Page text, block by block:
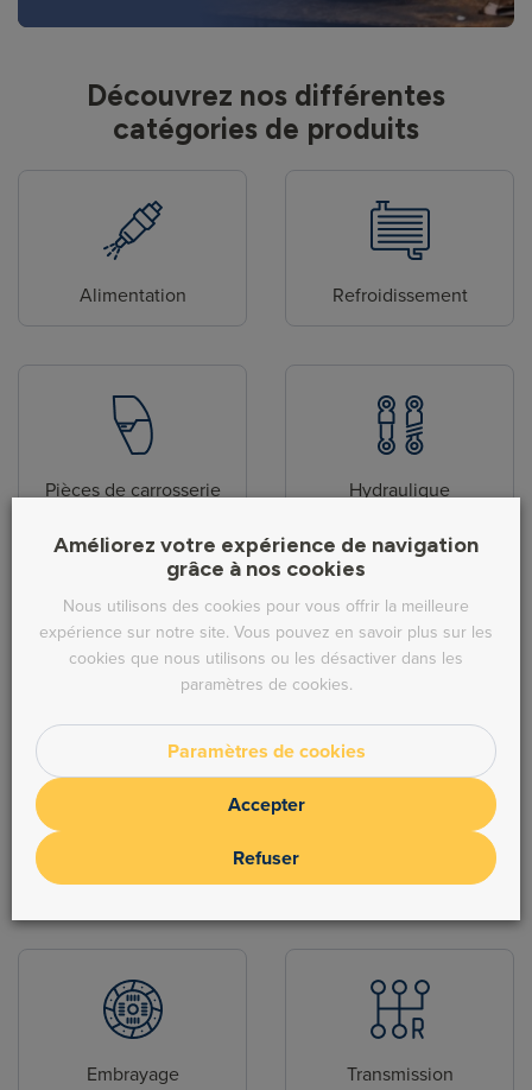
Découvrez nos différentes
catégories de produits
Alimentation Refroidissement
Pièces de carrosserie Hydraulique
Echappement
Freinage Moteur
Embrayage Transmission
Améliorez votre expérience de navigation
grâce à nos cookies
Nous utilisons des cookies pour vous offrir la meilleure
expérience sur notre site. Vous pouvez en savoir plus sur les
cookies que nous utilisons ou les désactiver dans les
paramètres de cookies.
Paramètres de cookies
Accepter
Refuser